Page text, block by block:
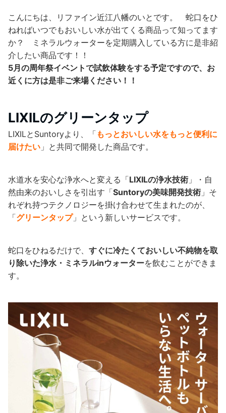
こんにちは、リファイン近江八幡のいとです。 蛇口をひ
ねればいつでもおいしい水が出てくる商品って知ってます
か？ ミネラルウォーターを定期購入している方に是非紹
介したい商品です！！
5月の周年祭イベントで試飲体験をする予定ですので、お
近くに方は是非ご来場ください！！
LIXILのグリーンタップ
LIXILとSuntoryより、「 もっとおいしい水をもっと便利に
届けたい 」と共同で開発した商品です。
水道水を安心な浄水へと変える「LIXILの浄水技術 」・自
然由来のおいしさを引出す「Suntoryの美味開発技術 」そ
れぞれ持つテクノロジーを掛け合わせて生まれたのが、
「グリーンタップ」という新しいサービスです。
蛇口をひねるだけで、 すぐに冷たくておいしい不純物を取
り除いた浄水・ミネラルinウォーターを飲むことができま
す。